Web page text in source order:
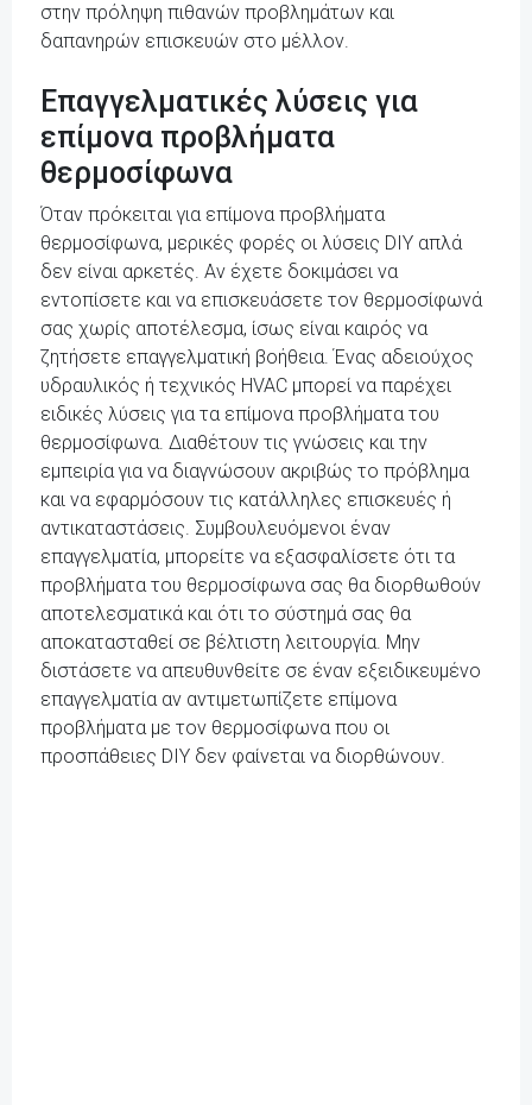
στην πρόληψη πιθανών προβλημάτων και
δαπανηρών επισκευών στο μέλλον.
Επαγγελματικές λύσεις για
επίμονα προβλήματα
θερμοσίφωνα
Όταν πρόκειται για επίμονα προβλήματα
θερμοσίφωνα, μερικές φορές οι λύσεις DIY απλά
δεν είναι αρκετές. Αν έχετε δοκιμάσει να
εντοπίσετε και να επισκευάσετε τον θερμοσίφωνά
σας χωρίς αποτέλεσμα, ίσως είναι καιρός να
ζητήσετε επαγγελματική βοήθεια. Ένας αδειούχος
υδραυλικός ή τεχνικός HVAC μπορεί να παρέχει
ειδικές λύσεις για τα επίμονα προβλήματα του
θερμοσίφωνα. Διαθέτουν τις γνώσεις και την
εμπειρία για να διαγνώσουν ακριβώς το πρόβλημα
και να εφαρμόσουν τις κατάλληλες επισκευές ή
αντικαταστάσεις. Συμβουλευόμενοι έναν
επαγγελματία, μπορείτε να εξασφαλίσετε ότι τα
προβλήματα του θερμοσίφωνα σας θα διορθωθούν
αποτελεσματικά και ότι το σύστημά σας θα
αποκατασταθεί σε βέλτιστη λειτουργία. Μην
διστάσετε να απευθυνθείτε σε έναν εξειδικευμένο
επαγγελματία αν αντιμετωπίζετε επίμονα
προβλήματα με τον θερμοσίφωνα που οι
προσπάθειες DIY δεν φαίνεται να διορθώνουν.